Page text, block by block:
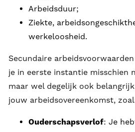
Arbeidsduur;
Ziekte,
werkeloosheid.
Secundaire
je in eerste instantie misschien
maar wel degelijk ook
jouw arbeidsovereenkomst,
Ouderschapsverlof: Je